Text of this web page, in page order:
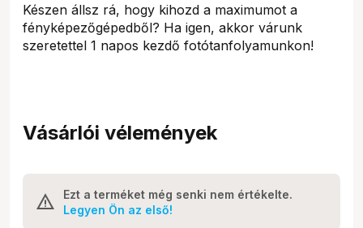
Készen állsz rá, hogy kihozd a maximumot a
fényképezőgépedből? Ha igen, akkor várunk
szeretettel 1 napos kezdő fotótanfolyamunkon!
Vásárlói vélemények
Ezt a terméket még senki nem értékelte.
Legyen Ön az első!